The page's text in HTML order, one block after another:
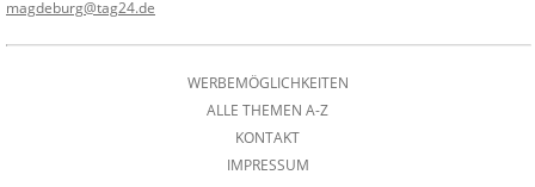
magdeburg@tag24.de
WERBEMÖGLICHKEITEN
ALLE THEMEN A-Z
KONTAKT
IMPRESSUM